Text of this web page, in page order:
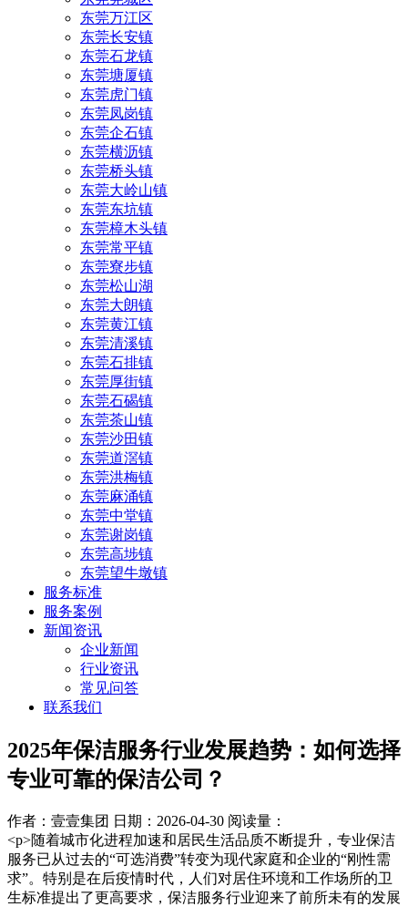
东莞万江区
东莞长安镇
东莞石龙镇
东莞塘厦镇
东莞虎门镇
东莞凤岗镇
东莞企石镇
东莞横沥镇
东莞桥头镇
东莞大岭山镇
东莞东坑镇
东莞樟木头镇
东莞常平镇
东莞寮步镇
东莞松山湖
东莞大朗镇
东莞黄江镇
东莞清溪镇
东莞石排镇
东莞厚街镇
东莞石碣镇
东莞茶山镇
东莞沙田镇
东莞道滘镇
东莞洪梅镇
东莞麻涌镇
东莞中堂镇
东莞谢岗镇
东莞高埗镇
东莞望牛墩镇
服务标准
服务案例
新闻资讯
企业新闻
行业资讯
常见问答
联系我们
2025年保洁服务行业发展趋势：如何选择
专业可靠的保洁公司？
作者：壹壹集团 日期：2026-04-30 阅读量：
<p>随着城市化进程加速和居民生活品质不断提升，专业保洁
服务已从过去的“可选消费”转变为现代家庭和企业的“刚性需
求”。特别是在后疫情时代，人们对居住环境和工作场所的卫
生标准提出了更高要求，保洁服务行业迎来了前所未有的发展